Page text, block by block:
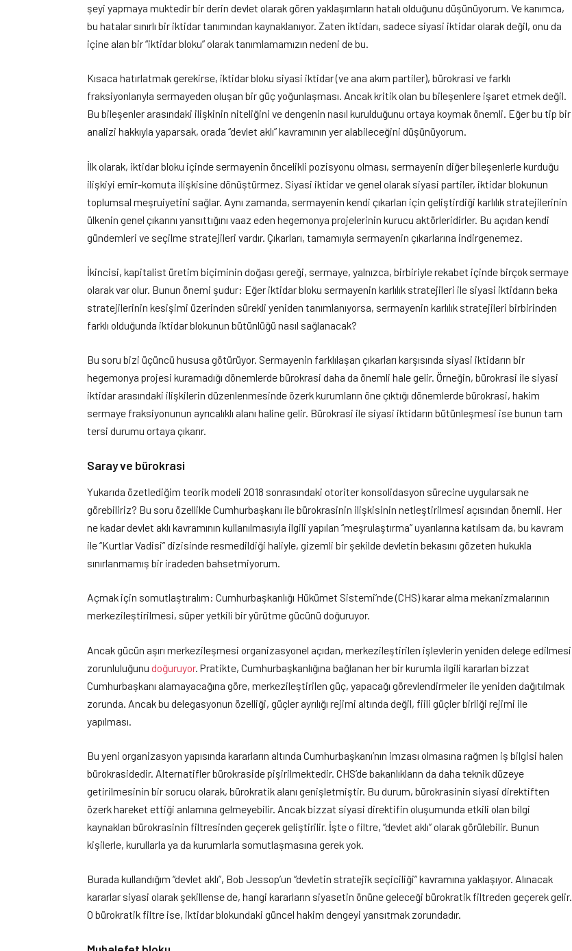
şeyi yapmaya muktedir bir derin devlet olarak gören yaklaşımların hatalı olduğunu düşünüyorum. Ve kanımca,
bu hatalar sınırlı bir iktidar tanımından kaynaklanıyor. Zaten iktidarı, sadece siyasi iktidar olarak değil, onu da
içine alan bir “iktidar bloku” olarak tanımlamamızın nedeni de bu.
Kısaca hatırlatmak gerekirse, iktidar bloku siyasi iktidar (ve ana akım partiler), bürokrasi ve farklı
fraksiyonlarıyla sermayeden oluşan bir güç yoğunlaşması. Ancak kritik olan bu bileşenlere işaret etmek değil.
Bu bileşenler arasındaki ilişkinin niteliğini ve dengenin nasıl kurulduğunu ortaya koymak önemli. Eğer bu tip bir
analizi hakkıyla yaparsak, orada “devlet aklı” kavramının yer alabileceğini düşünüyorum.
İlk olarak, iktidar bloku içinde sermayenin öncelikli pozisyonu olması, sermayenin diğer bileşenlerle kurduğu
ilişkiyi emir-komuta ilişkisine dönüştürmez. Siyasi iktidar ve genel olarak siyasi partiler, iktidar blokunun
toplumsal meşruiyetini sağlar. Aynı zamanda, sermayenin kendi çıkarları için geliştirdiği karlılık stratejilerinin
ülkenin genel çıkarını yansıttığını vaaz eden hegemonya projelerinin kurucu aktörleridirler. Bu açıdan kendi
gündemleri ve seçilme stratejileri vardır. Çıkarları, tamamıyla sermayenin çıkarlarına indirgenemez.
İkincisi, kapitalist üretim biçiminin doğası gereği, sermaye, yalnızca, birbiriyle rekabet içinde birçok sermaye
olarak var olur. Bunun önemi şudur: Eğer iktidar bloku sermayenin karlılık stratejileri ile siyasi iktidarın beka
stratejilerinin kesişimi üzerinden sürekli yeniden tanımlanıyorsa, sermayenin karlılık stratejileri birbirinden
farklı olduğunda iktidar blokunun bütünlüğü nasıl sağlanacak?
Bu soru bizi üçüncü hususa götürüyor. Sermayenin farklılaşan çıkarları karşısında siyasi iktidarın bir
hegemonya projesi kuramadığı dönemlerde bürokrasi daha da önemli hale gelir. Örneğin, bürokrasi ile siyasi
iktidar arasındaki ilişkilerin düzenlenmesinde özerk kurumların öne çıktığı dönemlerde bürokrasi, hakim
sermaye fraksiyonunun ayrıcalıklı alanı haline gelir. Bürokrasi ile siyasi iktidarın bütünleşmesi ise bunun tam
tersi durumu ortaya çıkarır.
Saray ve bürokrasi
Yukarıda özetlediğim teorik modeli 2018 sonrasındaki otoriter konsolidasyon sürecine uygularsak ne
görebiliriz? Bu soru özellikle Cumhurbaşkanı ile bürokrasinin ilişkisinin netleştirilmesi açısından önemli. Her
ne kadar devlet aklı kavramının kullanılmasıyla ilgili yapılan “meşrulaştırma” uyarılarına katılsam da, bu kavram
ile “Kurtlar Vadisi” dizisinde resmedildiği haliyle, gizemli bir şekilde devletin bekasını gözeten hukukla
sınırlanmamış bir iradeden bahsetmiyorum.
Açmak için somutlaştıralım: Cumhurbaşkanlığı Hükümet Sistemi’nde (CHS) karar alma mekanizmalarının
merkezileştirilmesi, süper yetkili bir yürütme gücünü doğuruyor.
Ancak gücün aşırı merkezileşmesi organizasyonel açıdan, merkezileştirilen işlevlerin yeniden delege edilmesi
zorunluluğunudoğuruyor. Pratikte, Cumhurbaşkanlığına bağlanan her bir kurumla ilgili kararları bizzat
Cumhurbaşkanı alamayacağına göre, merkezileştirilen güç, yapacağı görevlendirmeler ile yeniden dağıtılmak
zorunda. Ancak bu delegasyonun özelliği, güçler ayrılığı rejimi altında değil, fiili güçler birliği rejimi ile
yapılması.
Bu yeni organizasyon yapısında kararların altında Cumhurbaşkanı’nın imzası olmasına rağmen iş bilgisi halen
bürokrasidedir. Alternatifler bürokraside pişirilmektedir. CHS’de bakanlıkların da daha teknik düzeye
getirilmesinin bir sorucu olarak, bürokratik alanı genişletmiştir. Bu durum, bürokrasinin siyasi direktiften
özerk hareket ettiği anlamına gelmeyebilir. Ancak bizzat siyasi direktifin oluşumunda etkili olan bilgi
kaynakları bürokrasinin filtresinden geçerek geliştirilir. İşte o filtre, “devlet aklı” olarak görülebilir. Bunun
kişilerle, kurullarla ya da kurumlarla somutlaşmasına gerek yok.
Burada kullandığım “devlet aklı”, Bob Jessop’un “devletin stratejik seçiciliği” kavramına yaklaşıyor. Alınacak
kararlar siyasi olarak şekillense de, hangi kararların siyasetin önüne geleceği bürokratik filtreden geçerek gelir.
O bürokratik filtre ise, iktidar blokundaki güncel hakim dengeyi yansıtmak zorundadır.